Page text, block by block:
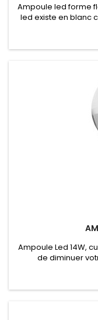
Ampoule led forme
led existe en blanc
qualité de
Ampoule Led 14W,
de diminuer
d'éclairage.